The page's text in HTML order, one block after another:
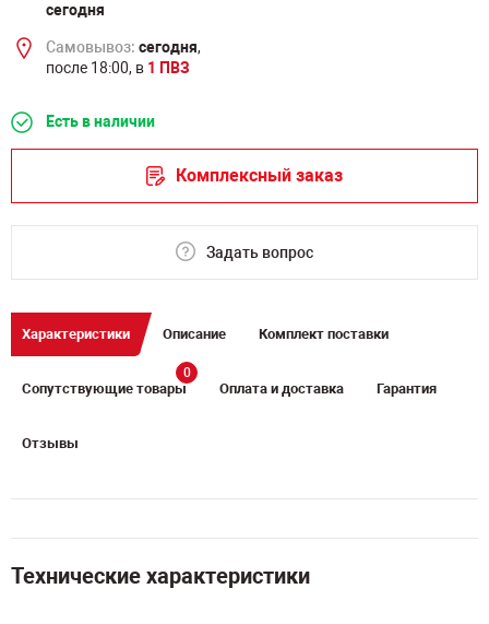
сегодня
Самовывоз: сегодня,
после 18:00, в 1 ПВЗ
Есть в наличии
Комплексный заказ
Задать вопрос
Характеристики Описание Комплект поставки
Сопутствующие товары
0
Оплата и доставка Гарантия
Отзывы
Технические характеристики